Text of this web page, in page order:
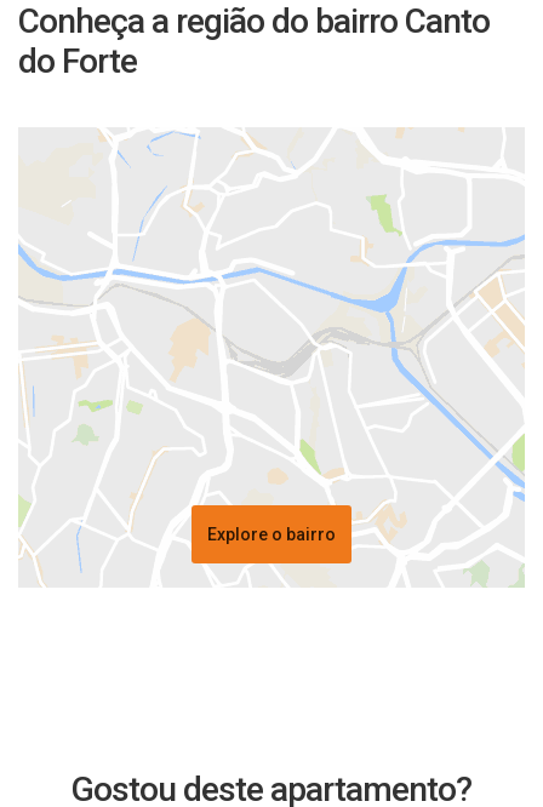
Conheça a região do bairro Canto
do Forte
Explore o bairro
Gostou deste apartamento?